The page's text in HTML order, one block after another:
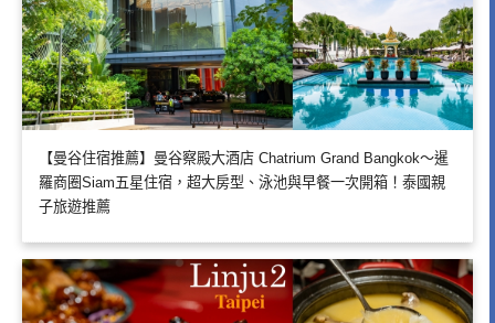
【曼谷住宿推薦】曼谷察殿大酒店 Chatrium Grand Bangkok～暹
羅商圈Siam五星住宿，超大房型、泳池與早餐一次開箱！泰國親
子旅遊推薦